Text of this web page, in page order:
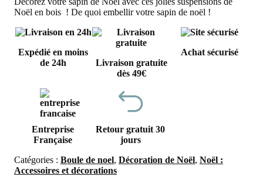
Noël en bois ! De quoi embellir votre sapin de noël !
Expédié en moins
de 24h
Livraison gratuite
dès 49€
Achat sécurisé
Entreprise
Française
Retour gratuit 30
jours
Catégories : Boule de noel, Décoration de Noël, Noël :
Accessoires et décorations